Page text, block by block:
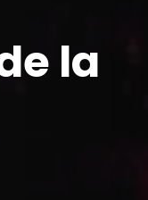
la